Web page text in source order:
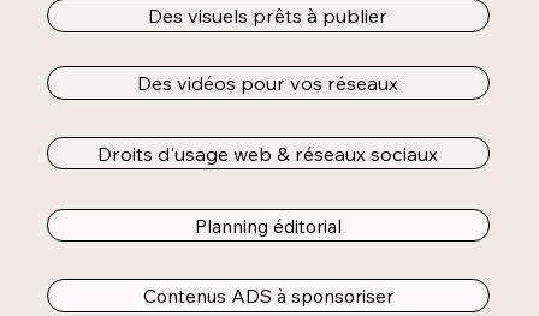
Des visuels prêts à publier
Des vidéos pour vos réseaux
Contenus ADS à sponsoriser
Planning éditorial
Droits d'usage web & réseaux sociaux